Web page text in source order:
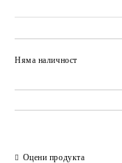
Няма наличност
Оцени продукта